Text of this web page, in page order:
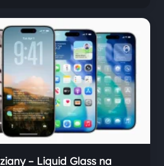
– Liquid Glass na